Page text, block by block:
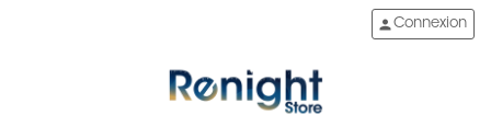
personConnexion